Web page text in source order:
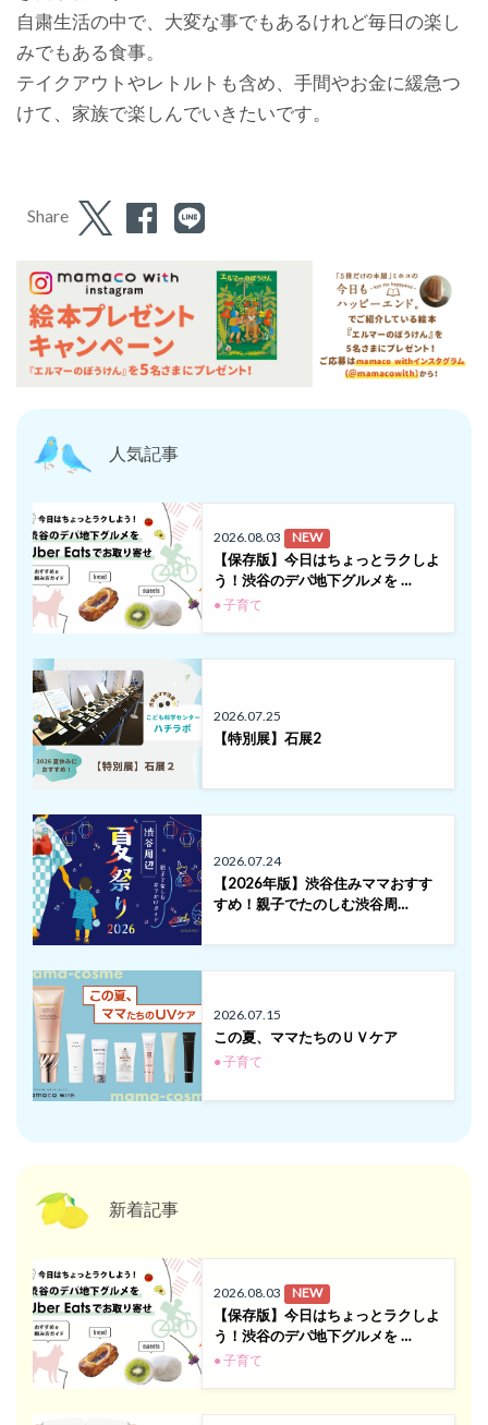
自粛生活の中で、大変な事でもあるけれど毎日の楽し
みでもある食事。
テイクアウトやレトルトも含め、手間やお金に緩急つ
けて、家族で楽しんでいきたいです。
Share
人気記事
2026.08.03 NEW
【保存版】今日はちょっとラクしよ
う！渋谷のデパ地下グルメを …
● 子育て
2026.07.25
【特別展】石展2
2026.07.24
【2026年版】渋谷住みママおすす
すめ！親子でたのしむ渋谷周…
2026.07.15
この夏、ママたちのＵＶケア
● 子育て
新着記事
2026.08.03 NEW
【保存版】今日はちょっとラクしよ
う！渋谷のデパ地下グルメを …
● 子育て